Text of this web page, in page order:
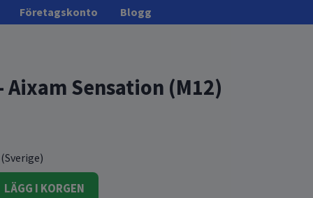
Företagskonto Blogg
Aixam Sensation (M12)
LÄGG I KORGEN